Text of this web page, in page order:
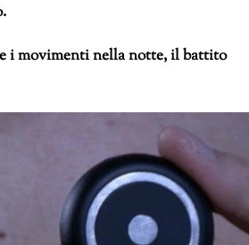
i movimenti nella notte, il battito